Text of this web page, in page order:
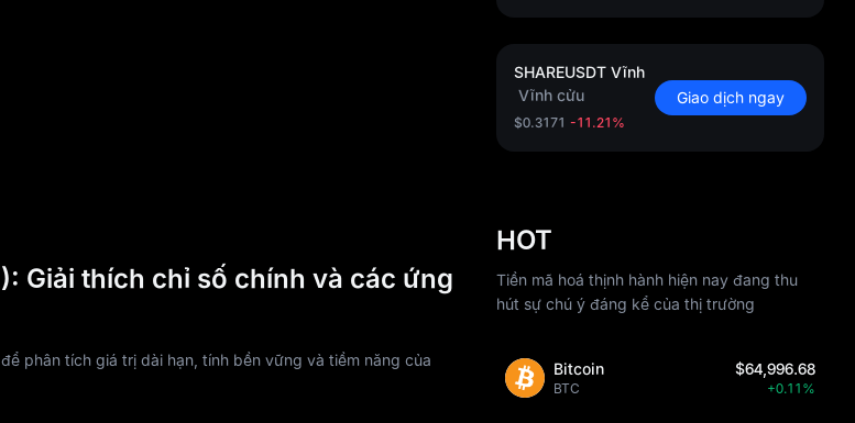
Giải thích chỉ số chính và các ứng
phân tích giá trị dài hạn, tính bền vững và tiềm năng của
SHAREUSDT Vĩnh
Vĩnh cửu
$0.3171 -11.21%
Giao dịch ngay
HOT
Tiền mã hoá thịnh hành hiện nay đang thu
hút sự chú ý đáng kể của thị trường
Bitcoin
BTC
$64,996.68
+0.11%